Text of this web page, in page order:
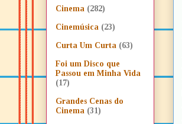
Cinema (282)
Cinemúsica (23)
Curta Um Curta (63)
Foi um Disco que
Passou em Minha Vida
(17)
Grandes Cenas do
Cinema (31)